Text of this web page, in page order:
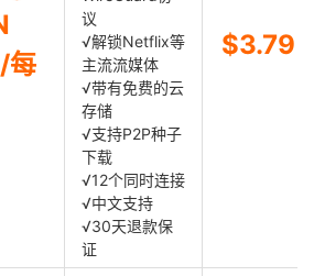
每
议
√解锁Netflix等
主流流媒体
√带有免费的云
存储
√支持P2P种子
下载
√12个同时连接
√中文支持
√30天退款保
证
$3.79